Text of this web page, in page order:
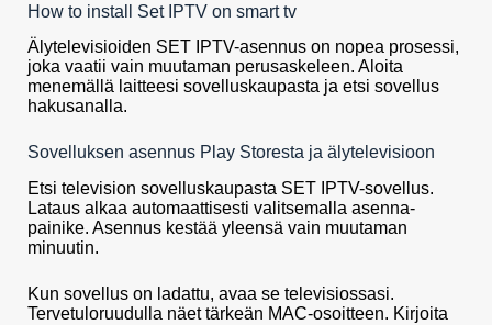
How to install Set IPTV on smart tv
Älytelevisioiden SET IPTV-asennus on nopea prosessi,
joka vaatii vain muutaman perusaskeleen. Aloita
menemällä laitteesi sovelluskaupasta ja etsi sovellus
hakusanalla.
Sovelluksen asennus Play Storesta ja älytelevisioon
Etsi television sovelluskaupasta SET IPTV-sovellus.
Lataus alkaa automaattisesti valitsemalla asenna-
painike. Asennus kestää yleensä vain muutaman
minuutin.
Kun sovellus on ladattu, avaa se televisiossasi.
Tervetuloruudulla näet tärkeän MAC-osoitteen. Kirjoita